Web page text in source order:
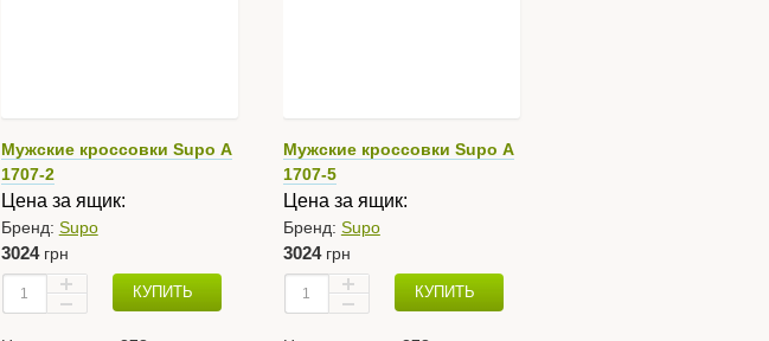
Мужские кроссовки Supo А
1707-2
Цена за ящик:
Бренд: Supo
3024 грн
КУПИТЬ
Мужские кроссовки Supo А
1707-5
Цена за ящик:
Бренд: Supo
3024 грн
КУПИТЬ